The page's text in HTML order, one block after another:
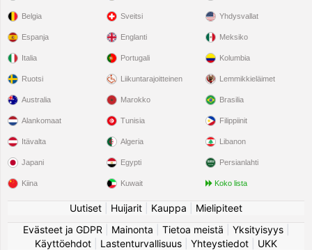
Belgia
Espanja
Italia
Ruotsi
Sveitsi
Englanti
Portugali
Liikuntarajoitteinen
Yhdysvallat
Meksiko
Kolumbia
Lemmikkieläimet
Australia
Alankomaat
Itävalta
Japani
Kiina
Marokko
Tunisia
Algeria
Egypti
Kuwait
Brasilia
Filippiinit
Libanon
Persianlahti
Koko lista
Uutiset Huijarit Kauppa
Mielipiteet
Evästeet ja GDPR
Mainonta Tietoa meistä Yksityisyys|
Käyttöehdot
Lastenturvallisuus Yhteystiedot UKK